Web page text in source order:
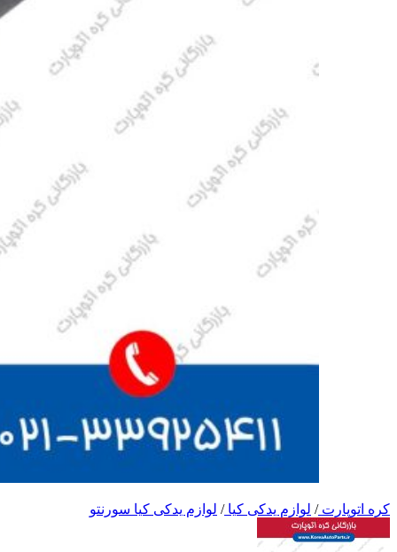
کره اتوپارت/ لوازم یدکی کیا/ لوازم یدکی کیا سورنتو